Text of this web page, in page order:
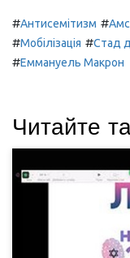
#Антисемітизм #
#Мобілізація #Стад
#Еммануель Макрон
Читайте